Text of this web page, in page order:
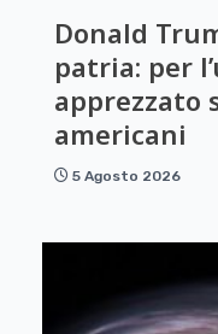
Donald
patria: per
apprezzato
americani
5 Agosto 2026